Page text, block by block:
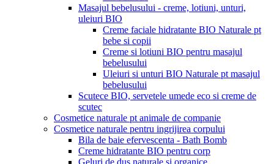
Masajul bebelusului - creme, lotiuni, unturi,
uleiuri BIO
Creme faciale hidratante BIO Naturale pt
bebe si copii
Creme si lotiuni BIO pentru masajul
bebelusului
Uleiuri si unturi BIO Naturale pt masajul
bebelusului
Scutece BIO, servetele umede eco si creme de
scutec
Cosmetice naturale pt animale de companie
Cosmetice naturale pentru ingrijirea corpului
Bila de baie efervescenta - Bath Bomb
Creme hidratante BIO pentru corp
Geluri de dus naturale si organice